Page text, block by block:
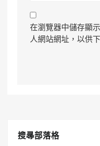
在瀏覽器中儲存顯
人網站網址，以供
搜㝷部落格